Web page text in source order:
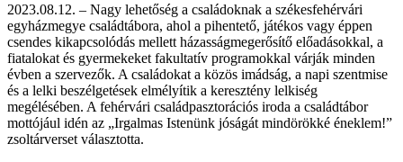
2023.08.12. – Nagy lehetőség a családoknak a székesfehérvári
egyházmegye családtábora, ahol a pihentető, játékos vagy éppen
csendes kikapcsolódás mellett házasságmegerősítő előadásokkal, a
fiatalokat és gyermekeket fakultatív programokkal várják minden
évben a szervezők. A családokat a közös imádság, a napi szentmise
és a lelki beszélgetések elmélyítik a keresztény lelkiség
megélésében. A fehérvári családpasztorációs iroda a családtábor
mottójául idén az „Irgalmas Istenünk jóságát mindörökké éneklem!”
zsoltárverset választotta.